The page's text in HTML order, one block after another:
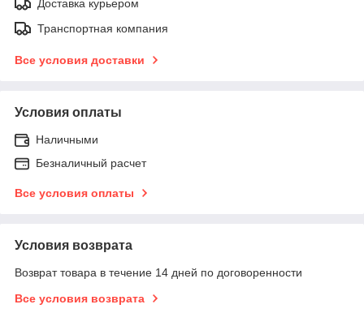
Доставка курьером
Транспортная компания
Все условия доставки
Условия оплаты
Наличными
Безналичный расчет
Все условия оплаты
Условия возврата
Возврат товара в течение 14 дней по договоренности
Все условия возврата